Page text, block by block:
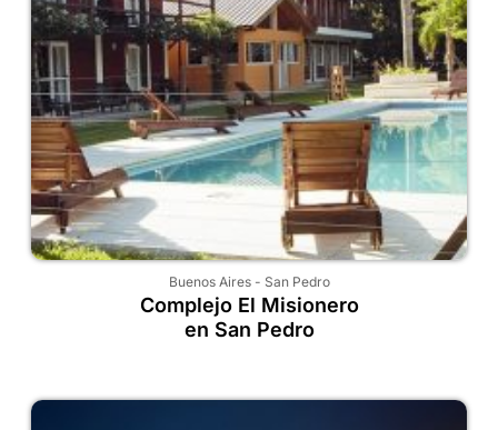
Buenos Aires- San Pedro
Complejo El Misionero
en San Pedro